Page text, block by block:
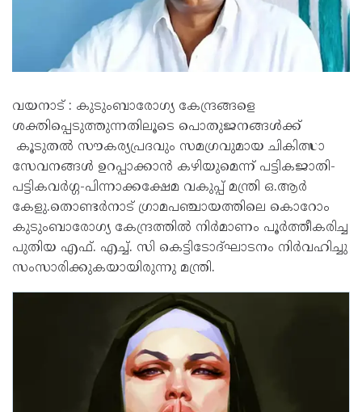
വയനാട് : കുടുംബാരോഗ്യ കേന്ദ്രങ്ങളെ
ശക്തിപ്പെടുത്തുന്നതിലൂടെ പൊതുജനങ്ങൾക്ക്
കൂടുതൽ സൗകര്യപ്രദവും സമഗ്രവുമായ ചികിത്സാ
സേവനങ്ങൾ ഉറപ്പാക്കാൻ കഴിയുമെന്ന് പട്ടികജാതി-
പട്ടികവർഗ്ഗ-പിന്നാക്കക്ഷേമ വകുപ്പ് മന്ത്രി ഒ.ആർ
കേളു.തൊണ്ടർനാട് ഗ്രാമപഞ്ചായത്തിലെ കൊറോം
കുടുംബാരോഗ്യ കേന്ദ്രത്തിൽ നിർമാണം പൂർത്തീകരിച്ച
പുതിയ എഫ്. എച്ച്. സി കെട്ടിടോദ്ഘാടനം നിർവഹിച്ചു
സംസാരിക്കുകയായിരുന്നു മന്ത്രി.